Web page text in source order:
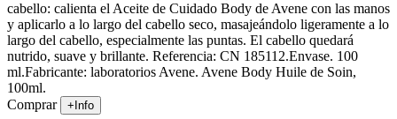
cabello: calienta el Aceite de Cuidado Body de Avene con las manos
y aplicarlo a lo largo del cabello seco, masajeándolo ligeramente a lo
largo del cabello, especialmente las puntas. El cabello quedará
nutrido, suave y brillante. Referencia: CN 185112.Envase. 100
ml.Fabricante: laboratorios Avene. Avene Body Huile de Soin,
100ml.
Comprar
+Info